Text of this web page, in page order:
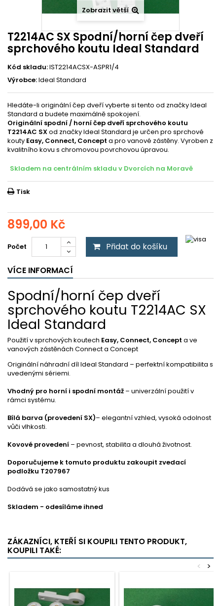
Zobrazit větší
T2214AC SX Spodní/horní čep dveří
sprchového koutu Ideal Standard
Kód skladu:IST2214ACSX-ASPR1/4
Výrobce:Ideal Standard
Hledáte-li originální čep dveří vyberte si tento od značky Ideal
Standard a budete maximálně spokojení.
Originální spodní / horní čep dveří sprchového koutu
T2214AC SXod značky Ideal Standard je určen pro sprchové
kouty Easy, Connect, Concept a pro vanové zástěny. Vyroben z
kvalitního kovu s chromovou povrchovou úpravou.
Skladem na centrálním skladu v Dvorcích na Moravě
Tisk
899,00 Kč
Počet Přidat do košíku
VÍCE INFORMACÍ
Spodní/horní čep dveří
sprchového koutu T2214AC SX
Ideal Standard
Použití v sprchových koutech Easy, Connect, Concept a ve
vanových zástěnách Connect a Concept
Originální náhradní díl Ideal Standard – perfektní kompatibilita s
uvedenými sériemi.
Vhodný pro horní i spodní montáž – univerzální použití v
rámci systému.
Bílá barva (provedení SX)– elegantní vzhled, vysoká odolnost
vůči vlhkosti.
Kovové provedení – pevnost, stabilita a dlouhá životnost.
Doporučujeme k tomuto produktu zakoupit zvedací
podložku T207967
Dodává se jako samostatný kus
Skladem - odesíláme ihned
ZÁKAZNÍCI, KTEŘÍ SI KOUPILI TENTO PRODUKT,
KOUPILI TAKÉ:
>
<